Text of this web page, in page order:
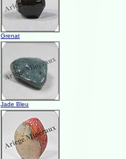
Grenat
Jade Bleu